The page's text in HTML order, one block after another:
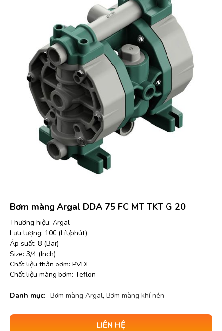
Bơm màng Argal DDA 75 FC MT TKT G 20
Thương hiệu: Argal
Lưu lượng: 100 (Lít/phút)
Áp suất: 8 (Bar)
Size: 3/4 (Inch)
Chất liệu thân bơm: PVDF
Chất liệu màng bơm: Teflon
Danh mục: Bơm màng Argal, Bơm màng khí nén
LIÊN HỆ